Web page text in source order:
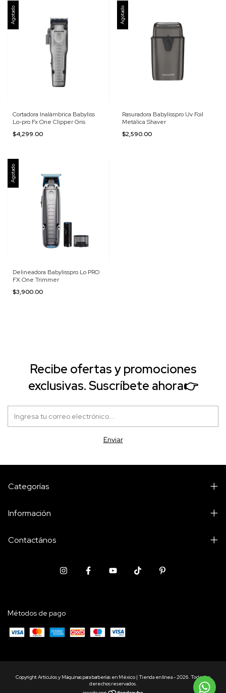
Agotado
Cortadora Inalámbrica Babyliss
Lo-pro Fx One Clipper Gris
$4,299.00
Agotado
Rasuradora Babylisspro Uv Foil
Metálica Shaver
$2,590.00
Agotado
Delineadora Babylisspro Lo PRO
FX One Trimmer
$3,900.00
Recibe ofertas y promociones
exclusivas. Suscríbete ahora👉
Categorías
Información
Contactános
Métodos de pago
Copyright Artículos y Máquinas para barberías en México | Tienda en línea - 2026. Todos los
derechos reservados.